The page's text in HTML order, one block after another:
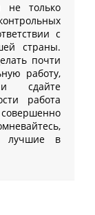
не только
с
страны.
почти
работу,
сдайте
работа
лучшие в